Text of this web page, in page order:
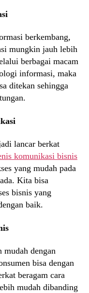
berkembang,
mungkin jauh lebih
berbagai macam
informasi, maka
ditekan sehingga
lancar berkat
komunikasi bisnis
yang mudah pada
Kita bisa
bisnis yang
baik.
mudah dengan
bisa dengan
beragam cara
mudah dibanding